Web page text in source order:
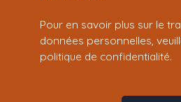
Pour en savoir plus sur le
données personnelles,
politique de confidentialité.